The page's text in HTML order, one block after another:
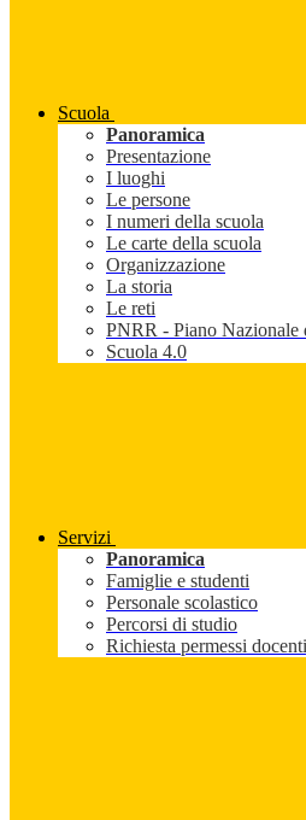
Scuola
Panoramica
Presentazione
I luoghi
Le persone
I numeri della scuola
Le carte della scuola
Organizzazione
La storia
Le reti
PNRR - Piano Nazionale
Scuola 4.0
Servizi
Panoramica
Famiglie e studenti
Personale scolastico
Percorsi di studio
Richiesta permessi